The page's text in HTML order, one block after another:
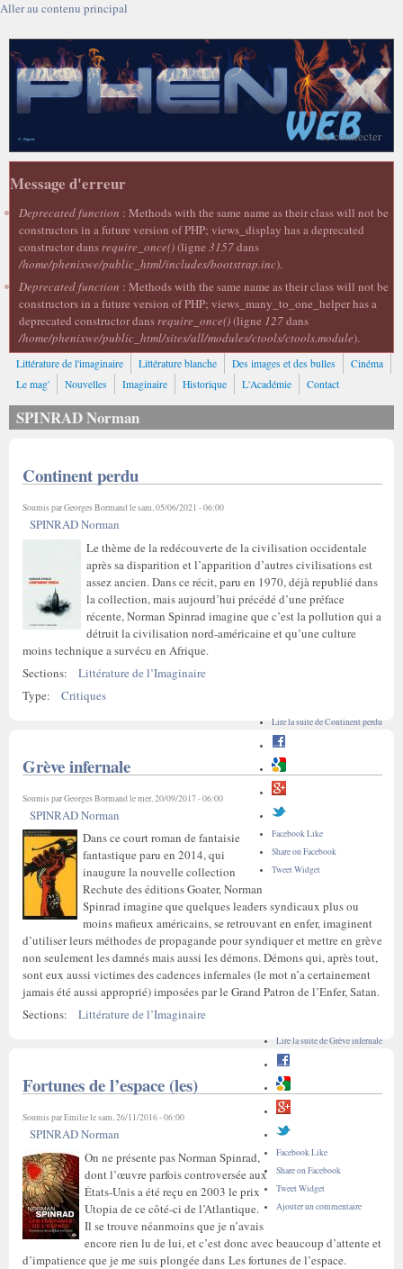
Aller au contenu principal
Se connecter
Message d'erreur
Deprecated function : Methods with the same name as their class will not be
constructors in a future version of PHP; views_display has a deprecated
constructor dansrequire_once()(ligne 3157dans
/home/phenixwe/public_html/includes/bootstrap.inc).
Deprecated function : Methods with the same name as their class will not be
constructors in a future version of PHP; views_many_to_one_helper has a
deprecated constructor dansrequire_once()(ligne 127dans
/home/phenixwe/public_html/sites/all/modules/ctools/ctools.module).
Littérature de l'imaginaire Littérature blanche Des images et des bulles
Cinéma
Le mag'
Nouvelles Imaginaire Historique L'Académie Contact
SPINRAD Norman
Continent perdu
Soumis parGeorges Bormandle sam, 05/06/2021 - 06:00
SPINRAD Norman
Le thème de la redécouverte de la civilisation occidentale
après sa disparition et l’apparition d’autres civilisations est
assez ancien. Dans ce récit, paru en 1970, déjà republié dans
la collection, mais aujourd’hui précédé d’une préface
récente, Norman Spinrad imagine que c’est la pollution qui a
détruit la civilisation nord-américaine et qu’une culture
moins technique a survécu en Afrique.
Sections:
Littérature de l’Imaginaire
Type:
Critiques
Lire la suitede Continent perdu
Facebook Like
Share on Facebook
Tweet Widget
Grève infernale
Soumis parGeorges Bormandle mer, 20/09/2017 - 06:00
SPINRAD Norman
Dans ce court roman de fantaisie
fantastique paru en 2014, qui
inaugure la nouvelle collection
Rechute des éditions Goater, Norman
Spinrad imagine que quelques leaders syndicaux plus ou
moins mafieux américains, se retrouvant en enfer, imaginent
d’utiliser leurs méthodes de propagande pour syndiquer et mettre en grève
non seulement les damnés mais aussi les démons. Démons qui, après tout,
sont eux aussi victimes des cadences infernales (le mot n’a certainement
jamais été aussi approprié) imposées par le Grand Patron de l’Enfer, Satan.
Sections:
Littérature de l’Imaginaire
Lire la suitede Grève infernale
Facebook Like
Share on Facebook
Tweet Widget
Ajouter un commentaire
Fortunes de l’espace (les)
Soumis parEmiliele sam, 26/11/2016 - 06:00
SPINRAD Norman
On ne présente pas Norman Spinrad,
dont l’œuvre parfois controversée aux
États-Unis a été reçu en 2003 le prix
Utopia de ce côté-ci de l’Atlantique.
Il se trouve néanmoins que je n’avais
encore rien lu de lui, et c’est donc avec beaucoup d’attente et
d’impatience que je me suis plongée dans Les fortunes de l’espace.